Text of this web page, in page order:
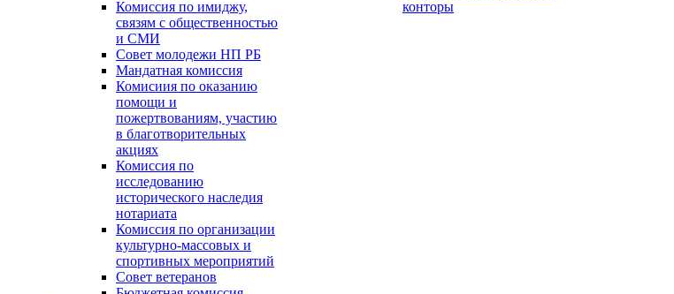
Комиссия по имиджу,
связям с общественностью
и СМИ
Совет молодежи НП РБ
Мандатная комиссия
Комисиия по оказанию
помощи и
пожертвованиям, участию
в благотворительных
акциях
Комиссия по
исследованию
исторического наследия
нотариата
Комиссия по организации
культурно-массовых и
спортивных мероприятий
Совет ветеранов
конторы